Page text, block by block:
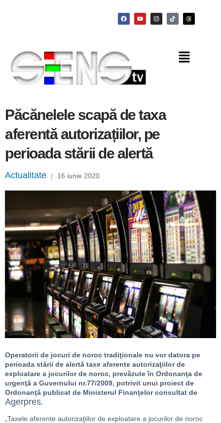
Păcănelele scapă de taxa
aferentă autorizațiilor, pe
perioada stării de alertă
Actualitate | 16 iunie 2020
Operatorii de jocuri de noroc tradiţionale nu vor datora pe
perioada stării de alertă taxe aferente autorizaţiilor de
exploatare a jocurilor de noroc, prevăzute în Ordonanţa de
urgenţă a Guvernului nr.77/2009, potrivit unui proiect de
Ordonanţă publicat de Ministerul Finanţelor consultat de
Agerpres.
„Taxele aferente autorizaţiilor de exploatare a jocurilor de noroc